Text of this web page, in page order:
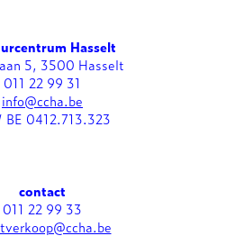
Hasselt
5, 3500 Hasselt
011 22 99 31
info@ccha.be
BE 0412.713.323
contact
011 22 99 33